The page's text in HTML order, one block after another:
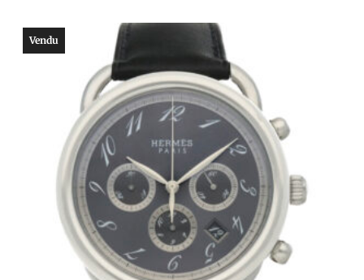
Vendu